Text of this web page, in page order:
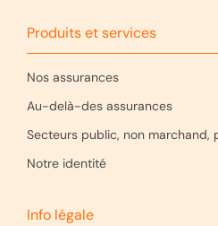
Produits et services
Nos assurances
Au-delà-des assurances
Secteurs public, non marchand,
Notre identité
Info légale